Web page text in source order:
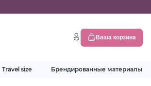
Ваша корзина
Travel size Брендированные материалы